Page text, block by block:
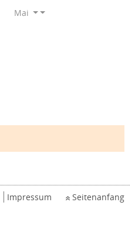
Mai
Impressum Seitenanfang